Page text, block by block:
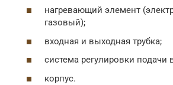
нагревающий элемент
газовый);
входная и выходная трубка;
система регулировки подачи
корпус.